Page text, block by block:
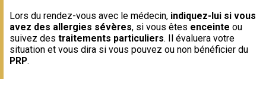
Lors du rendez-vous avec le médecin, indiquez-lui si vous
avez des allergies sévères, si vous êtes enceinte ou
suivez des traitements particuliers. Il évaluera votre
situation et vous dira si vous pouvez ou non bénéficier du
PRP.